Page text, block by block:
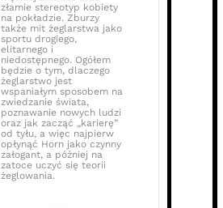
złamie stereotyp kobiety
na pokładzie. Zburzy
także mit żeglarstwa jako
sportu drogiego,
elitarnego i
niedostępnego. Ogółem
będzie o tym, dlaczego
żeglarstwo jest
wspaniałym sposobem na
zwiedzanie świata,
poznawanie nowych ludzi
oraz jak zacząć „karierę”
od tyłu, a więc najpierw
opłynąć Horn jako czynny
załogant, a później na
zatoce uczyć się teorii
żeglowania.